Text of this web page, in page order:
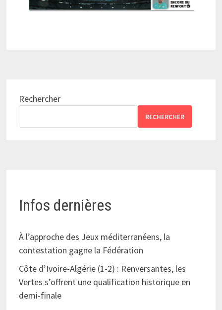
Rechercher
RECHERCHER
Infos dernières
À l’approche des Jeux méditerranéens, la
contestation gagne la Fédération
Côte d’Ivoire-Algérie (1-2) : Renversantes, les
Vertes s’offrent une qualification historique en
demi-finale